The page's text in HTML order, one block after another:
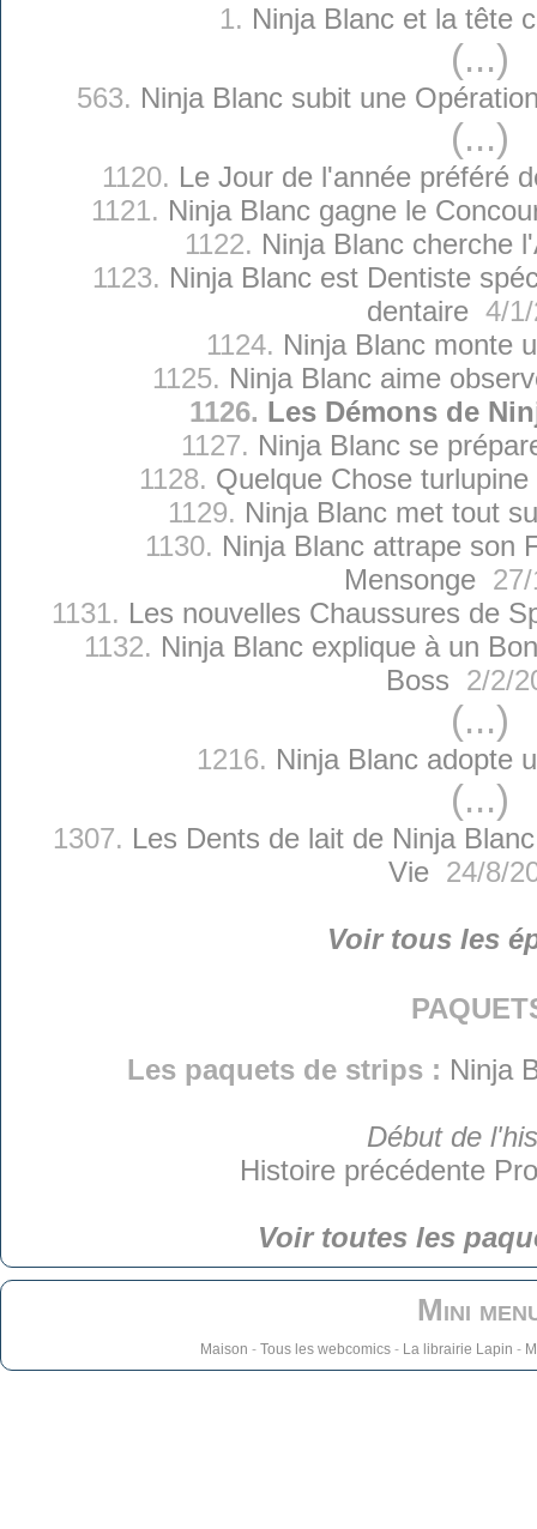
1. Ninja Blanc et la tête
(...)
563. Ninja Blanc subit une
(...)
1120. Le Jour de l'année préféré
1121. Ninja Blanc gagne le
1122. Ninja Blanc cherche
1123. Ninja Blanc est Dentiste
dentaire4/1/
1124. Ninja Blanc monte
1125. Ninja Blanc aime
1126. Les Démons de
1127. Ninja Blanc se
1128. Quelque Chose
1129. Ninja Blanc met tout
1130. Ninja Blanc attrape son
Mensonge27/
1131. Les nouvelles Chaussures de
1132. Ninja Blanc explique à un
Boss 2/2/
(...)
1216. Ninja Blanc adopte
(...)
1307. Les Dents de lait de Ninja
Vie24/8/
Voir tous les
Les paquets de strips : Ninja
Début de
Histoire précédente
Voir toutes les
Mini
Maison - Tous les webcomics- La librairie Lapin -